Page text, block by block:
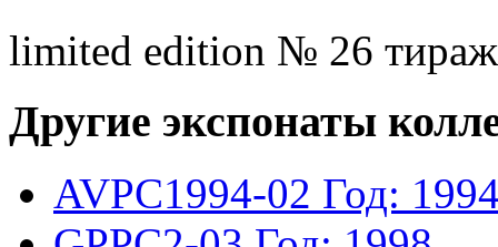
limited edition № 26
Другие экспонаты
AVPC1994-02 Год: